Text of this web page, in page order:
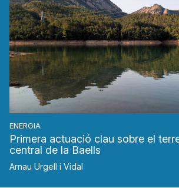
ENERGIA
Primera actuació clau sobre el
central de la Baells
Arnau Urgell i Vidal